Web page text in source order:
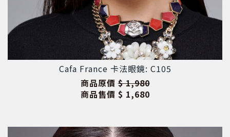
Cafa France 卡法眼鏡: C105
商品原價 $ 1,980
商品售價 $ 1,680